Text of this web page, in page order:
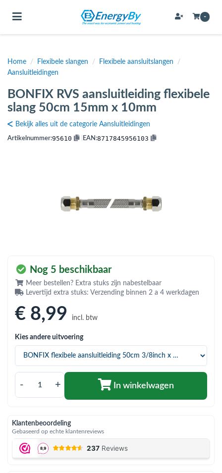
(Bevestigingsmateriaal / schroeven)
(Buizen & leidingen)
(Expansievaten)
(Gereedschap)
(Installatiemateriaal)
(Rookkanalen)
(Verwarming, kachels & ketels)
(Zonneboilersets & onderdelen)
Toggle navigation -
Home / Flexibele slangen / Flexibele aansluitslangen
/
Aansluitleidingen
BONFIX RVS aansluitleiding flexibele
slang 50cm 15mm x 10mm
Bekijk alles uit de categorie Aansluitleidingen
Artikelnummer:95610 EAN:8717845956103
Nog 5 beschikbaar
Meer bestellen? Extra stuks zijn nabestelbaar
Levertijd extra stuks: Verzending binnen 2 a 4 werkdagen
€ 8,99 incl. btw
Kies andere uitvoering
- + In winkelwagen
Klantenbeoordeling
Gebaseerd op echte klantenreviews